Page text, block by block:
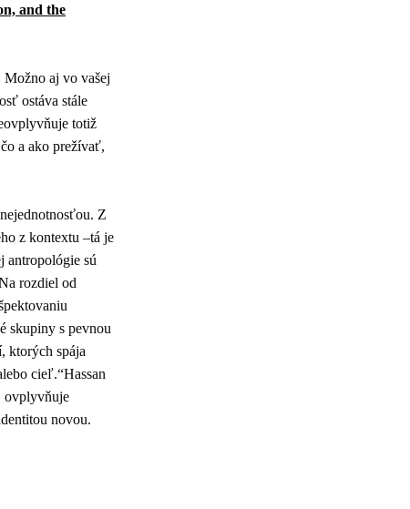
and the
Možno aj vo vašej
ostáva stále
totiž
a ako prežívať,
Z
z kontextu –tá je
antropológie sú
rozdiel od
skupiny s pevnou
ktorých spája
cieľ.“Hassan
ovplyvňuje
novou.